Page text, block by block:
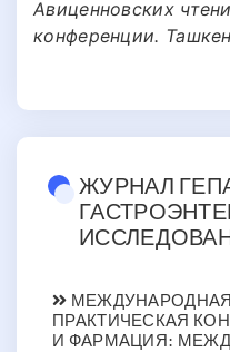
Авиценновских
конференции.
ЖУРНАЛ
ПРАКТИЧЕСКАЯ
И ФАРМАЦИЯ: